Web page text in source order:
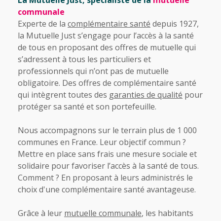
communale
Experte de la complémentaire santé depuis 1927,
la Mutuelle Just s’engage pour l’accès à la santé
de tous en proposant des offres de mutuelle qui
s’adressent à tous les particuliers et
professionnels qui n’ont pas de mutuelle
obligatoire. Des offres de complémentaire santé
qui intègrent toutes des garanties de qualité pour
protéger sa santé et son portefeuille.
Nous accompagnons sur le terrain plus de 1 000
communes en France. Leur objectif commun ?
Mettre en place sans frais une mesure sociale et
solidaire pour favoriser l’accès à la santé de tous.
Comment ? En proposant à leurs administrés le
choix d'une complémentaire santé avantageuse.
Grâce à leur mutuelle communale, les habitants